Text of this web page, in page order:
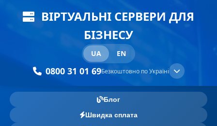
ВІРТУАЛЬНІ СЕРВЕРИ ДЛЯ
БІЗНЕСУ
UA EN
0800 31 01 69Безкоштовно по Україні
Блог
Швидка сплата